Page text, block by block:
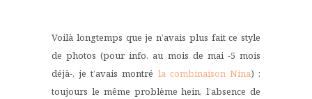
Voilà longtemps que je n’avais plus fait ce style
de photos (pour info, au mois de mai -5 mois
déjà-, je t’avais montré la combinaison Nina) :
toujours le même problème hein, l’absence de